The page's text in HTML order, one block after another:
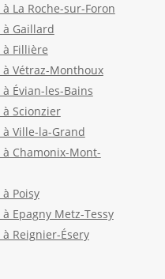
La Roche-sur-Foron
Gaillard
Fillière
Vétraz-Monthoux
Évian-les-Bains
Scionzier
Ville-la-Grand
Chamonix-Mont-
Poisy
Epagny Metz-Tessy
Reignier-Ésery